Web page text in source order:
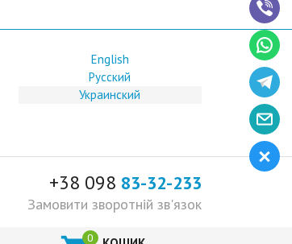
English
Русский
Украинский
+38 098 83-32-233
Замовити зворотній зв'язок